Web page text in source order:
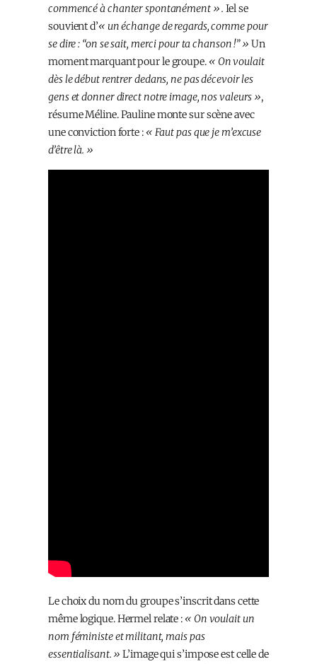
commencé à chanter spontanément ». Iel se
souvient d’« un échange de regards, comme pour
se dire : “on se sait, merci pour ta chanson !” » Un
moment marquant pour le groupe.« On voulait
dès le début rentrer dedans, ne pas décevoir les
gens et donner direct notre image, nos valeurs »,
résume Méline. Pauline monte sur scène avec
une conviction forte :« Faut pas que je m’excuse
d’être là. »
Le choix du nom du groupe s’inscrit dans cette
même logique. Hermel relate :« On voulait un
nom féministe et militant, mais pas
essentialisant. » L’image qui s’impose est celle de